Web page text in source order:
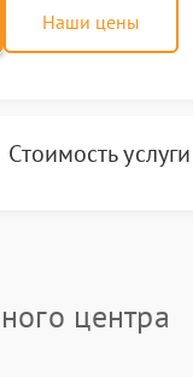
Наши цены
Стоимость
центра